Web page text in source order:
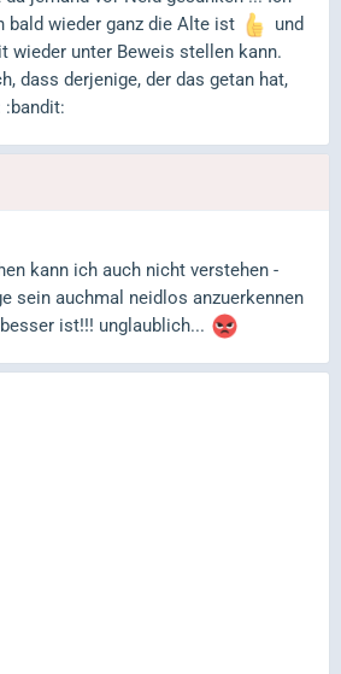
bald wieder ganz die Alte ist
und
wieder unter Beweis stellen kann.
dass derjenige, der das getan hat,
kann ich auch nicht verstehen -
sein auchmal neidlos anzuerkennen
ist!!! unglaublich...